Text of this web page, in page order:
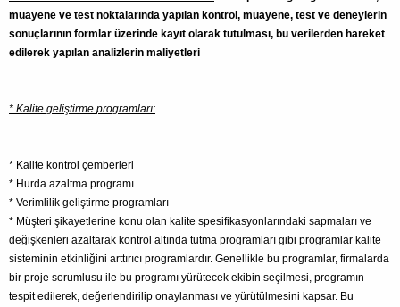
muayene ve test noktalarında yapılan kontrol, muayene, test ve deneylerin
sonuçlarının formlar üzerinde kayıt olarak tutulması, bu verilerden hareket
edilerek yapılan analizlerin maliyetleri
* Kalite geliştirme programları:
* Kalite kontrol çemberleri
* Hurda azaltma programı
* Verimlilik geliştirme programları
* Müşteri şikayetlerine konu olan kalite spesifikasyonlarındaki sapmaları ve
değişkenleri azaltarak kontrol altında tutma programları gibi programlar kalite
sisteminin etkinliğini arttırıcı programlardır. Genellikle bu programlar, firmalarda
bir proje sorumlusu ile bu programı yürütecek ekibin seçilmesi, programın
tespit edilerek, değerlendirilip onaylanması ve yürütülmesini kapsar. Bu